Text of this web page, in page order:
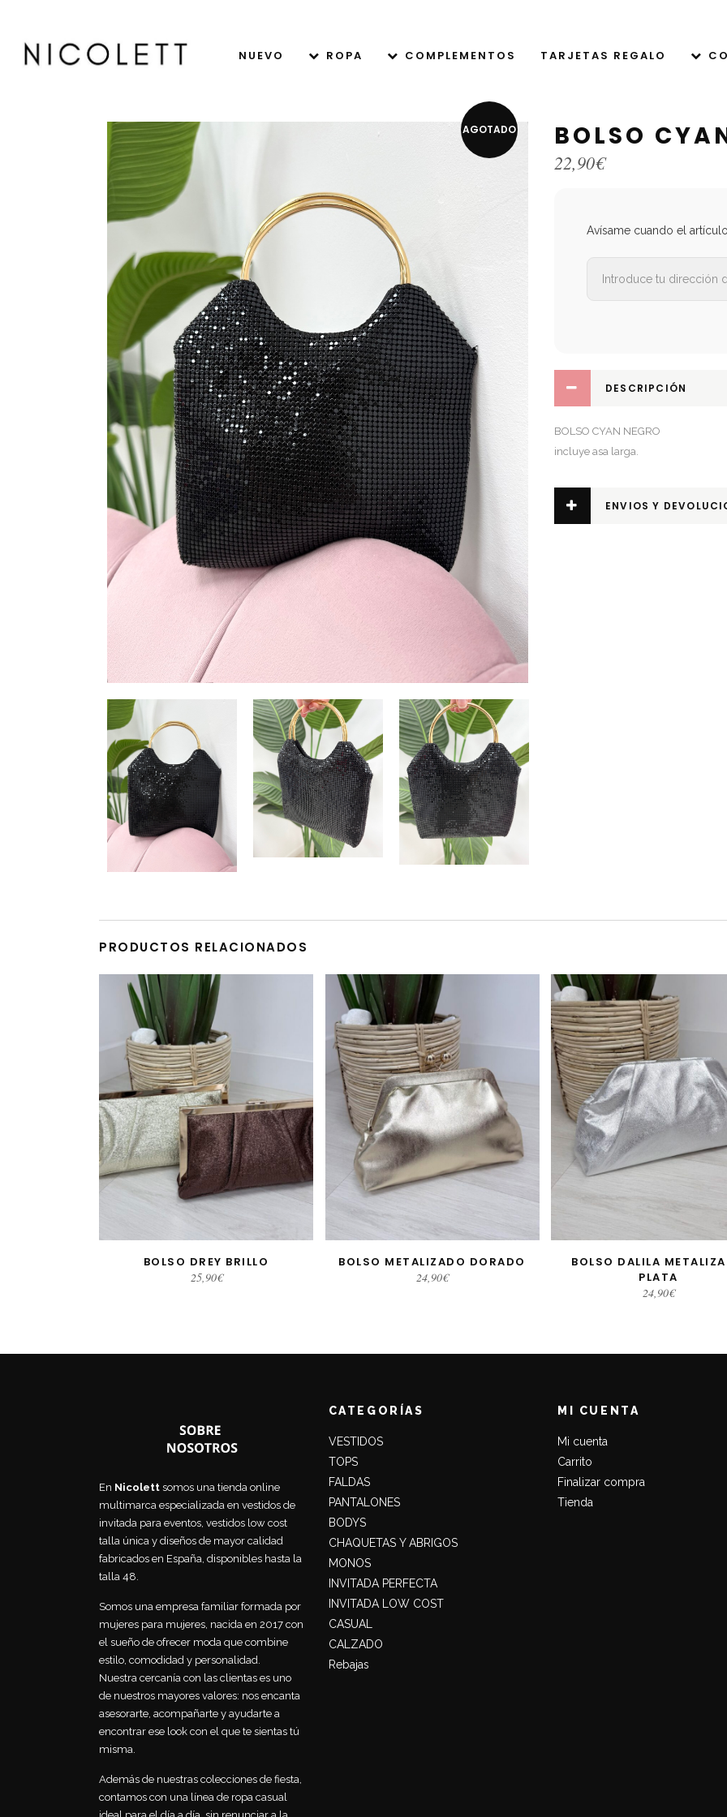
NUEVO ROPA COMPLEMENTOS TARJETAS REGALO
AGOTADO BOLSO
22,90€
Avísame cuando el
DESCRIPCIÓN
BOLSO CYAN NEGRO
incluye asa larga.
ENVIOS Y
PRODUCTOS RELACIONADOS
SELECCIONAR OPCIONES
Este producto tiene múltiples variantes. Las opciones se pueden elegir en la página de producto
BOLSO DREY BRILLO
25,90€
AÑADIR AL CARRITO
BOLSO METALIZADO DORADO
24,90€
AÑADIR AL CARRITO
BOLSO DALILA
PLATA
24,90€
En Nicolett somos una tienda online
multimarca especializada en vestidos de
invitada para eventos, vestidos low cost
talla única y diseños de mayor calidad
fabricados en España, disponibles hasta la
talla 48.
Somos una empresa familiar formada por
mujeres para mujeres, nacida en 2017 con
el sueño de ofrecer moda que combine
estilo, comodidad y personalidad.
Nuestra cercanía con las clientas es uno
de nuestros mayores valores: nos encanta
asesorarte, acompañarte y ayudarte a
encontrar ese look con el que te sientas tú
misma.
Además de nuestras colecciones de fiesta,
contamos con una línea de ropa casual
CATEGORÍAS
VESTIDOS
TOPS
FALDAS
PANTALONES
BODYS
CHAQUETAS Y ABRIGOS
MONOS
INVITADA PERFECTA
INVITADA LOW COST
CASUAL
CALZADO
Rebajas
MI CUENTA
Mi cuenta
Carrito
Finalizar compra
Tienda